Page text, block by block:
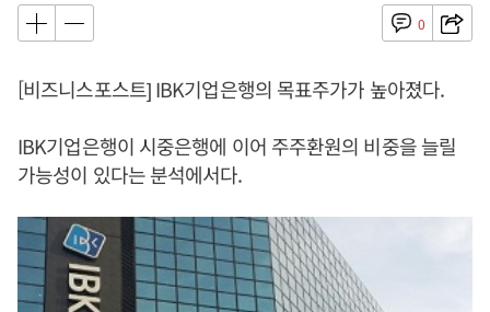
0
[비즈니스포스트] IBK기업은행의 목표주가가 높아졌다.
IBK기업은행이 시중은행에 이어 주주환원의 비중을 늘릴
가능성이 있다는 분석에서다.